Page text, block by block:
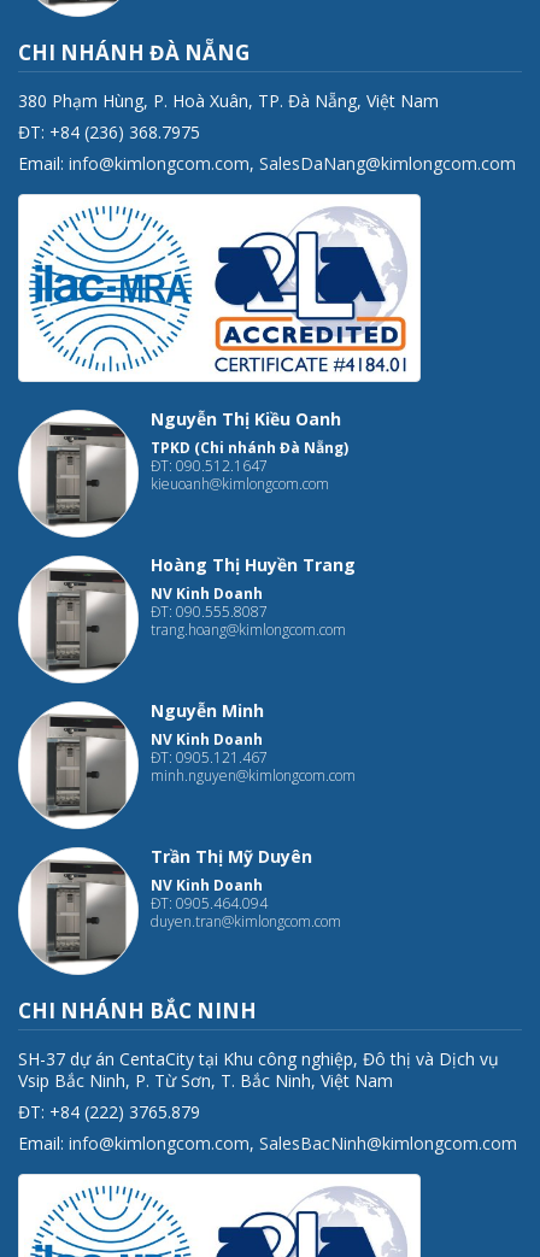
CHI NHÁNH ĐÀ NẴNG
380 Phạm Hùng, P. Hoà Xuân, TP. Đà Nẵng, Việt Nam
ĐT: +84 (236) 368.7975
Email: info@kimlongcom.com, SalesDaNang@kimlongcom.com
Nguyễn Thị Kiều Oanh
TPKD (Chi nhánh Đà Nẵng)
ĐT: 090.512.1647
kieuoanh@kimlongcom.com
Hoàng Thị Huyền Trang
NV Kinh Doanh
ĐT: 090.555.8087
trang.hoang@kimlongcom.com
Nguyễn Minh
NV Kinh Doanh
ĐT: 0905.121.467
minh.nguyen@kimlongcom.com
Trần Thị Mỹ Duyên
NV Kinh Doanh
ĐT: 0905.464.094
duyen.tran@kimlongcom.com
CHI NHÁNH BẮC NINH
SH-37 dự án CentaCity tại Khu công nghiệp, Đô thị và Dịch vụ
Vsip Bắc Ninh, P. Từ Sơn, T. Bắc Ninh, Việt Nam
ĐT: +84 (222) 3765.879
Email: info@kimlongcom.com, SalesBacNinh@kimlongcom.com